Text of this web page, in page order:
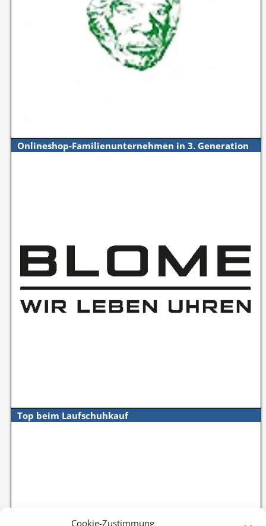
Cookie-Zustimmung
Onlineshop-Familienunternehmen in 3. Generation
Top beim Laufschuhkauf